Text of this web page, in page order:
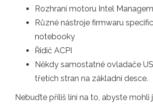
Rozhraní motoru Intel
Různé nástroje firmwaru
notebooky
Řidič ACPI
Někdy samostatné ovladače
třetích stran na základní desce.
Nebuďte příliš líní na to, abyste mohli